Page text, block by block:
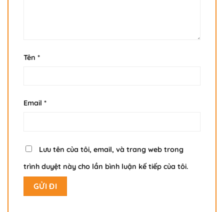
Tên *
Email *
Lưu tên của tôi, email, và trang web trong
trình duyệt này cho lần bình luận kế tiếp của tôi.